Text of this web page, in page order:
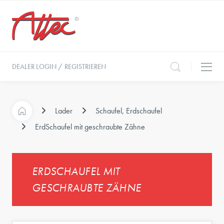
DEALER LOGIN / REGISTRIEREN
Lader
Schaufel, Erdschaufel
ErdSchaufel mit geschraubte Zähne
ERDSCHAUFEL MIT
GESCHRAUBTE ZÄHNE